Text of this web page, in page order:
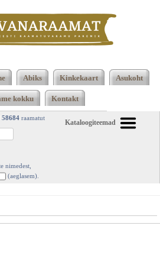
2003 | vanaraamat. ee
Abiks Kinkekaart Asukoht
kokku Kontakt
Kataloogiteemad
58684 raamatut
nimedest,
(aeglasem).